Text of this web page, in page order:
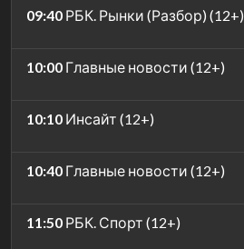
09:40 РБК. Рынки (Разбор) (12+)
10:00 Главные новости (12+)
10:10 Инсайт (12+)
10:40 Главные новости (12+)
11:50 РБК. Спорт (12+)